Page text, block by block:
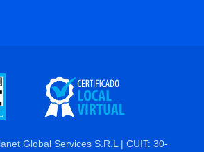
Global Services S.R.L | CUIT: 30-